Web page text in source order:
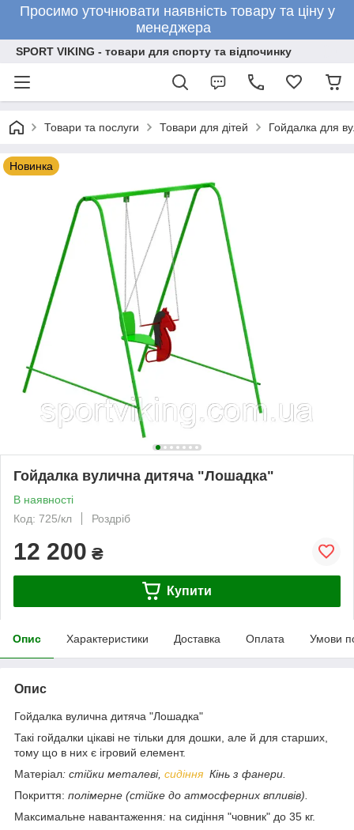
Просимо уточнювати наявність товару та ціну у
менеджера
SPORT VIKING - товари для спорту та відпочинку
Товари та послуги Товари для дітей Гойдалка для
Новинка
Гойдалка вулична дитяча "Лошадка"
В наявності
Код: 725/кл
Роздріб
12 200 ₴
Купити
Опис Характеристики Доставка Оплата Умови
Опис
Гойдалка вулична дитяча "Лошадка"
Такі гойдалки цікаві не тільки для дошки, але й для старших,
тому що в них є ігровий елемент.
Матеріал: стійки металеві, сидіння Кінь з фанери.
Покриття: полімерне (стійке до атмосферних впливів).
Максимальне навантаження: на сидіння "човник" до 35 кг.